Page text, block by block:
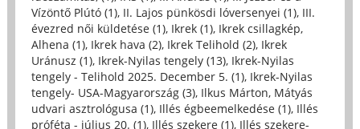
Vízöntő Plútó (1), II. Lajos pünkösdi lóversenyei (1), III.
évezred női küldetése (1), Ikrek (1), Ikrek csillagkép,
Alhena (1), Ikrek hava (2), Ikrek Telihold (2), Ikrek
Uránusz (1), Ikrek-Nyilas tengely (13), Ikrek-Nyilas
tengely - Telihold 2025. December 5. (1), Ikrek-Nyilas
tengely- USA-Magyarország (3), Ilkus Márton, Mátyás
udvari asztrológusa (1), Illés égbeemelkedése (1), Illés
próféta - július 20. (1), Illés szekere (1), Illés szekere-